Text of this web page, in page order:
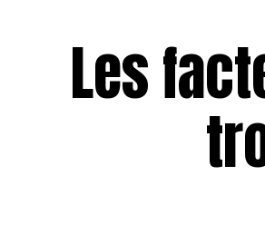
Les